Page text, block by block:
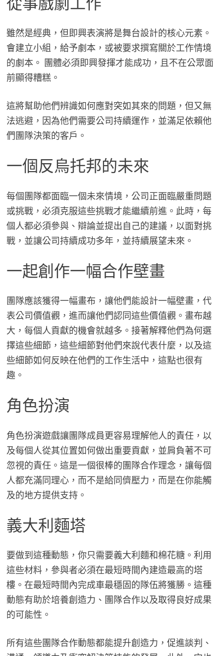
雖然是經典，但即興表演將是舞台設計的核心元素。
會建立小組，給予劇本，或被要求撰寫關於工作情境
的劇本。 團體必須即興發揮才能成功，且不在公眾面
前顯得糟糕。
這將幫助他們辨識如何應對突如其來的問題，但又無
法逃避，因為他們需要公司持續運作，並滿足依賴他
們團隊決策的客戶。
一個反烏托邦的未來
每個團隊都面臨一個未來情境，公司正面臨嚴重問題
或挑戰，必須克服這些挑戰才能繼續前進。此時，每
個人都必須參與、辯論並提出自己的建議，以面對挑
戰，並讓公司持續成功多年，並持續展望未來。
一起創作一幅合作壁畫
團隊應該獲得一幅畫布，讓他們能設計一幅壁畫，代
表公司價值觀，進而讓他們認同這些價值觀。畫布越
大，每個人貢獻的機會就越多。接著解釋他們為何選
擇這些細節，這些細節對他們來說代表什麼，以及這
些細節如何反映在他們的工作生活中，這點也很有
趣。
角色扮演
角色扮演遊戲讓團隊成員更容易理解他人的責任，以
及每個人從其位置如何做出重要貢獻，並肩負著不可
忽視的責任。這是一個很棒的團隊合作理念，讓每個
人都充滿同理心，而不是給同儕壓力，而是在你能觸
及的地方提供支持。
義大利麵塔
要做到這種動態，你只需要義大利麵和棉花糖。利用
這些材料，參與者必須在最短時間內建造最高的塔
樓。在最短時間內完成車最穩固的隊伍將獲勝。這種
動態有助於培養創造力、團隊合作以及取得良好成果
的可能性。
所有這些團隊合作動態都能提升創造力，促進談判、